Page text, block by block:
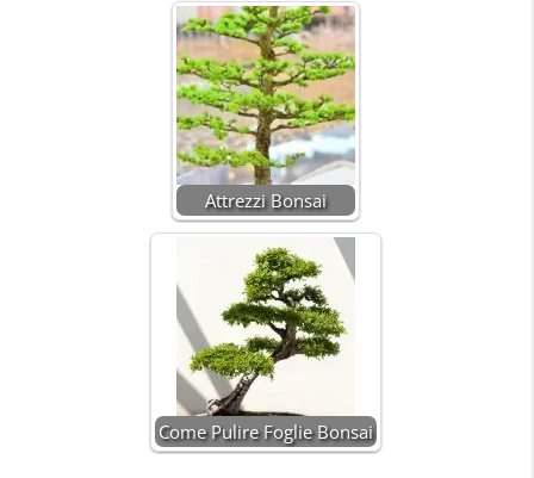
Attrezzi Bonsai
Come Pulire Foglie Bonsai